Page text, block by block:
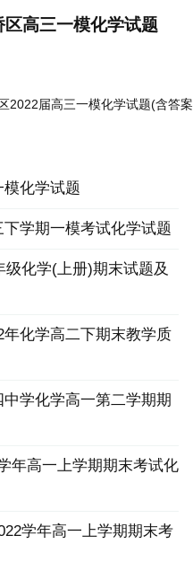
高三一模化学试题
2022届高三一模化学试题(含答案
模化学试题
学期一模考试化学试题
化学(上册)期末试题及
化学高二下期末教学质
学化学高一第二学期期
年高一上学期期末考试化
学年高一上学期期末考